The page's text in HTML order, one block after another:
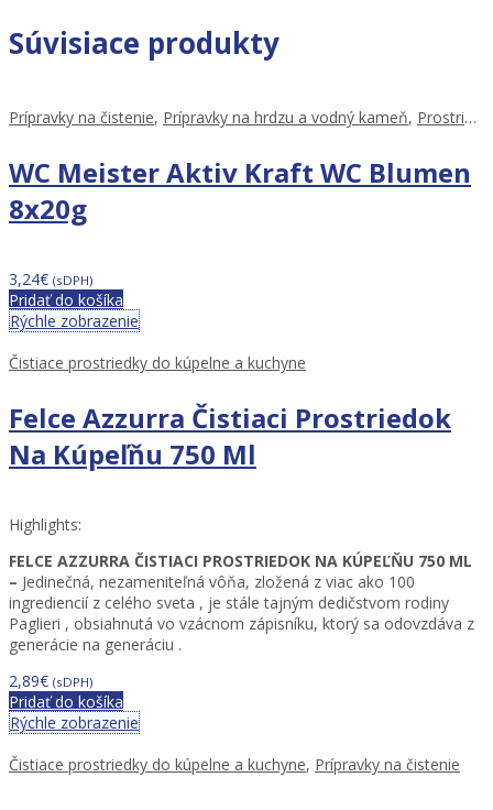
Súvisiace produkty
Prípravky na čistenie, Prípravky na hrdzu a vodný kameň, Prostriedky na WC
WC Meister Aktiv Kraft WC Blumen
8x20g
3,24€ (sDPH)
Pridať do košíka
Rýchle zobrazenie
Čistiace prostriedky do kúpelne a kuchyne
Felce Azzurra Čistiaci Prostriedok
Na Kúpeľňu 750 Ml
Highlights:
FELCE AZZURRA ČISTIACI PROSTRIEDOK NA KÚPEĽŇU 750 ML
– Jedinečná, nezameniteľná vôňa, zložená z viac ako 100
ingrediencií z celého sveta , je stále tajným dedičstvom rodiny
Paglieri , obsiahnutá vo vzácnom zápisníku, ktorý sa odovzdáva z
generácie na generáciu .
2,89€ (sDPH)
Pridať do košíka
Rýchle zobrazenie
Čistiace prostriedky do kúpelne a kuchyne, Prípravky na čistenie